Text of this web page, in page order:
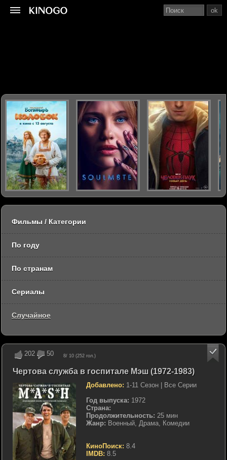
202 50 8/ 10 (252 гол.)
Чертова служба в госпитале Мэш (1972-1983)
Добавлено: 1-11 Сезон | Все Серии
Год выпуска: 1972
Страна:
Продолжительность: 25 мин
Жанр: Военный, Драма, Комедии
КиноПоиск: 8.4
IMDB: 8.5
ok
Фильмы / Категории
По году
По странам
Сериалы
Случайное